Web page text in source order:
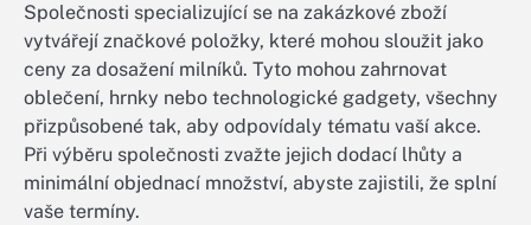
Společnosti specializující se na zakázkové zboží
vytvářejí značkové položky, které mohou sloužit jako
ceny za dosažení milníků. Tyto mohou zahrnovat
oblečení, hrnky nebo technologické gadgety, všechny
přizpůsobené tak, aby odpovídaly tématu vaší akce.
Při výběru společnosti zvažte jejich dodací lhůty a
minimální objednací množství, abyste zajistili, že splní
vaše termíny.